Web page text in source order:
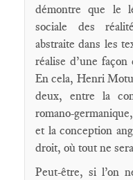
démontre que le
sociale des
abstraite dans les
réalise d’une
En cela, Henri
deux, entre la
romano-
et la conception
droit, où tout ne
Peut-être, si l’on